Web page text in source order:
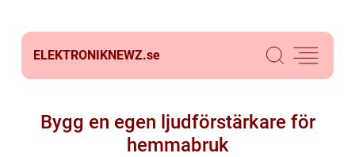
ELEKTRONIKNEWZ.se
Bygg en egen ljudförstärkare för
hemmabruk